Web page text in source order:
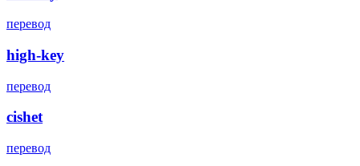
перевод
high-key
перевод
cishet
перевод